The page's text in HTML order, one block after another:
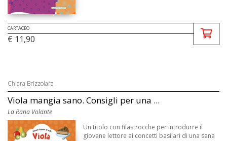
CARTACEO
€ 11,90
Chiara Brizzolara
Viola mangia sano. Consigli per una ...
La Rana Volante
Un titolo con filastrocche per introdurre il
giovane lettore ai concetti basilari di una sana